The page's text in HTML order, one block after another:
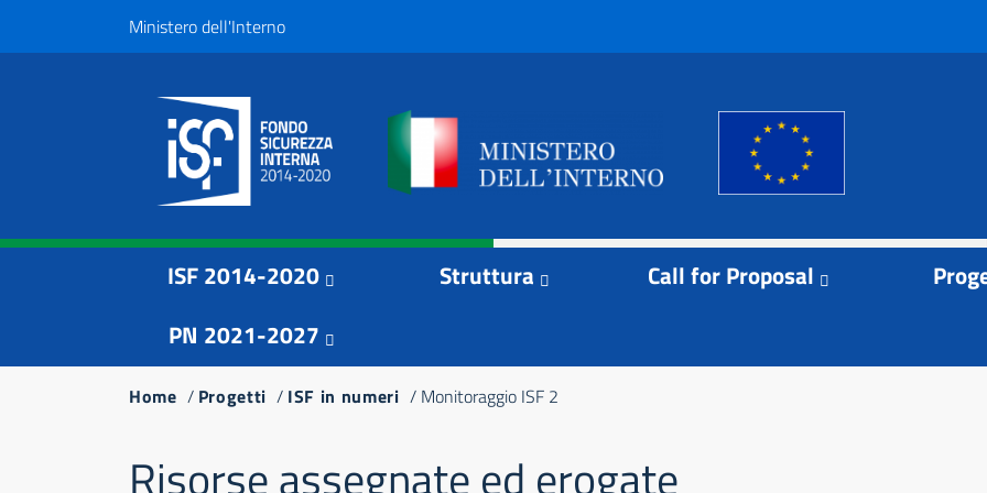
Top
Ministero dell'Interno
Menu principale
Navigazione
ISF 2014-2020 Struttura Call for Proposal
PN 2021-2027
Briciole
Home Progetti ISF in numeri Monitoraggio ISF 2
Risorse assegnate ed erogate